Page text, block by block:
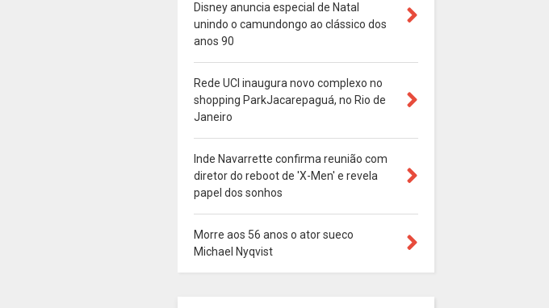
Disney anuncia especial de Natal
unindo o camundongo ao clássico dos
anos 90
Rede UCI inaugura novo complexo no
shopping ParkJacarepaguá, no Rio de
Janeiro
Inde Navarrette confirma reunião com
diretor do reboot de 'X-Men' e revela
papel dos sonhos
Morre aos 56 anos o ator sueco
Michael Nyqvist